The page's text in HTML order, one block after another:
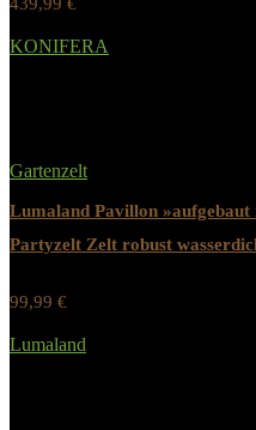
KONIFERA
Gartenzelt
Lumaland Pavillon
Partyzelt Zelt robust
99,99 €
Lumaland